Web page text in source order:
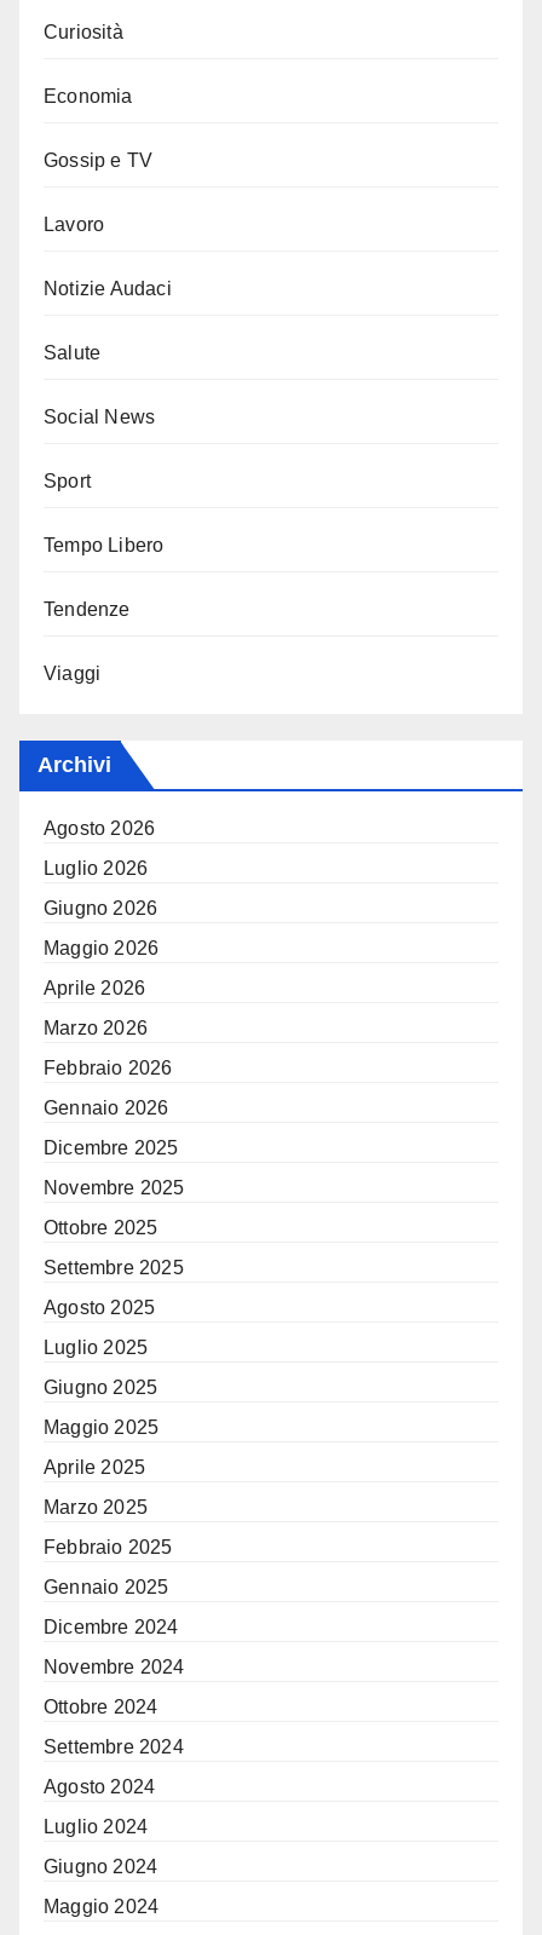
Curiosità
Economia
Gossip e TV
Lavoro
Notizie Audaci
Salute
Social News
Sport
Tempo Libero
Tendenze
Viaggi
Archivi
Agosto 2026
Luglio 2026
Giugno 2026
Maggio 2026
Aprile 2026
Marzo 2026
Febbraio 2026
Gennaio 2026
Dicembre 2025
Novembre 2025
Ottobre 2025
Settembre 2025
Agosto 2025
Luglio 2025
Giugno 2025
Maggio 2025
Aprile 2025
Marzo 2025
Febbraio 2025
Gennaio 2025
Dicembre 2024
Novembre 2024
Ottobre 2024
Settembre 2024
Agosto 2024
Luglio 2024
Giugno 2024
Maggio 2024